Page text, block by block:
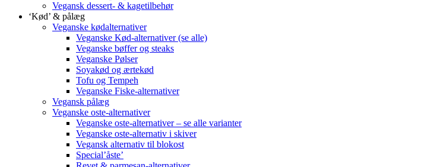
Vegansk dessert- & kagetilbehør
‘Kød’ & pålæg
Veganske kødalternativer
Veganske Kød-alternativer (se alle)
Veganske bøffer og steaks
Veganske Pølser
Soyakød og ærtekød
Tofu og Tempeh
Veganske Fiske-alternativer
Vegansk pålæg
Veganske oste-alternativer
Veganske oste-alternativer – se alle varianter
Veganske oste-alternativ i skiver
Vegansk alternativ til blokost
Special’åste’